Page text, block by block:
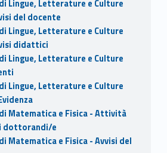
Lingue, Letterature e Culture
del docente
Lingue, Letterature e Culture
didattici
Lingue, Letterature e Culture
Lingue, Letterature e Culture
Matematica e Fisica - Attività
dottorandi/e
Matematica e Fisica - Avvisi del